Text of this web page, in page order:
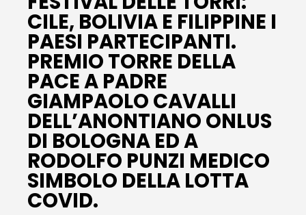
CILE, BOLIVIA E FILIPPINE I
PAESI PARTECIPANTI.
PREMIO TORRE DELLA
PACE A PADRE
GIAMPAOLO CAVALLI
DELL’ANONTIANO ONLUS
DI BOLOGNA ED A
RODOLFO PUNZI MEDICO
SIMBOLO DELLA LOTTA
COVID.